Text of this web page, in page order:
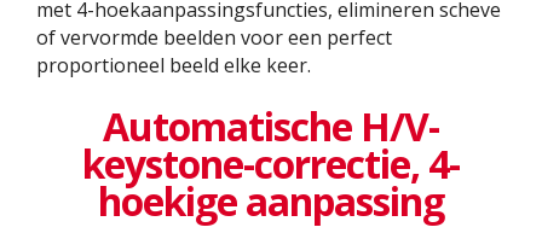
met 4-hoekaanpassingsfuncties, elimineren scheve
of vervormde beelden voor een perfect
proportioneel beeld elke keer.
Automatische H/V-
keystone-correctie, 4-
hoekige aanpassing